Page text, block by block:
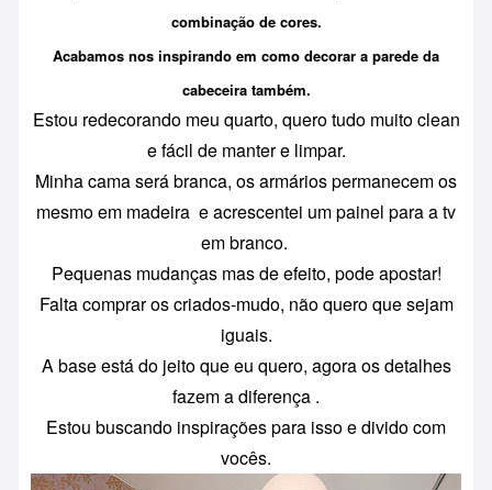
combinação de cores.
Acabamos nos inspirando em como decorar a parede da
cabeceira também.
Estou redecorando meu quarto, quero tudo muito clean
e fácil de manter e limpar.
Minha cama será branca, os armários permanecem os
mesmo em madeira e acrescentei um painel para a tv
em branco.
Pequenas mudanças mas de efeito, pode apostar!
Falta comprar os criados-mudo, não quero que sejam
iguais.
A base está do jeito que eu quero, agora os detalhes
fazem a diferença .
Estou buscando inspirações para isso e divido com
vocês.